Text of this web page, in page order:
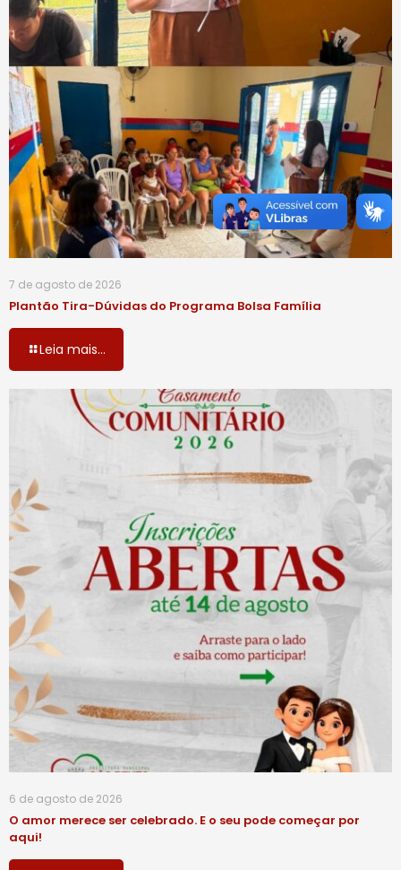
7 de agosto de 2026
Plantão Tira-Dúvidas do Programa Bolsa Família
Leia mais...
6 de agosto de 2026
O amor merece ser celebrado. E o seu pode começar por
aqui!